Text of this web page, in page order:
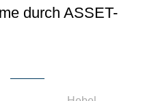
durch ASSET-